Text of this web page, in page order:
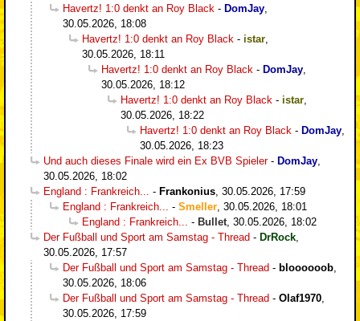
Havertz! 1:0 denkt an Roy Black - DomJay
30.05.2026, 18:08
Havertz! 1:0 denkt an Roy Black - istar
30.05.2026, 18:11
Havertz! 1:0 denkt an Roy Black - DomJay
30.05.2026, 18:12
Havertz! 1:0 denkt an Roy Black - istar
30.05.2026, 18:22
Havertz! 1:0 denkt an Roy Black - DomJay
30.05.2026, 18:23
Und auch dieses Finale wird ein Ex BVB Spieler- DomJay
30.05.2026, 18:02
England : Frankreich...
- Frankonius 30.05.2026, 17:59
England : Frankreich...
- Smeller 30.05.2026, 18:01
England : Frankreich...
- Bullet 30.05.2026, 18:02
Der Fußball und Sport am Samstag - Thread - DrRock
30.05.2026, 17:57
Der Fußball und Sport am Samstag - Thread - bloooooob
30.05.2026, 18:06
Der Fußball und Sport am Samstag - Thread - Olaf1970
30.05.2026, 17:59